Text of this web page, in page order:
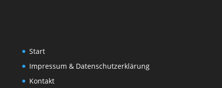
Start
Impressum & Datenschutzerklärung
Kontakt